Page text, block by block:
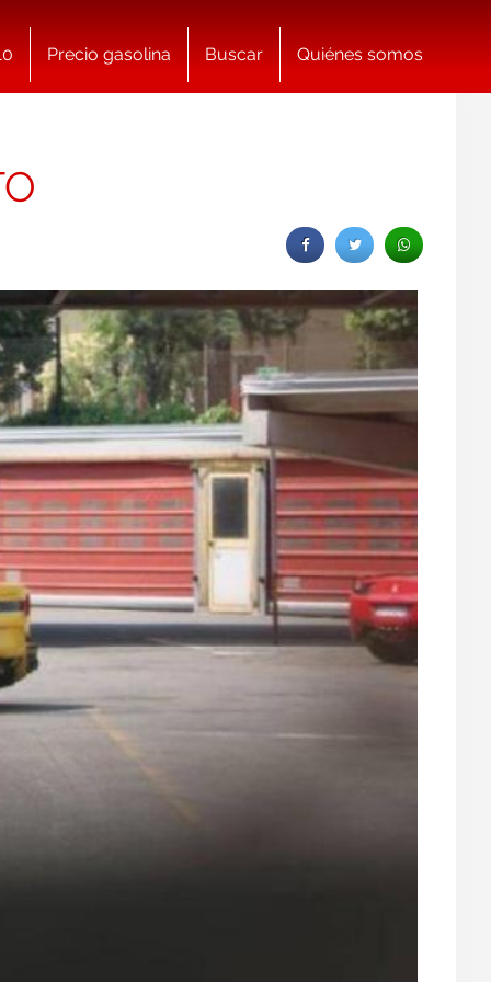
Precio gasolina Buscar Quiénes somos